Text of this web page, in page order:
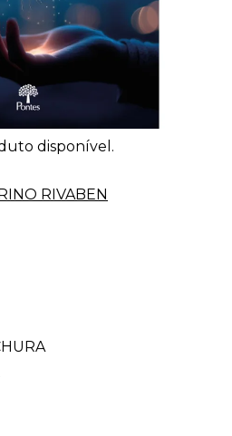
disponível.
RIVABEN